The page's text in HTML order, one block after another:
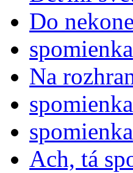
Do
spomienka
Na
spomienka
spomienka
Ach, tá